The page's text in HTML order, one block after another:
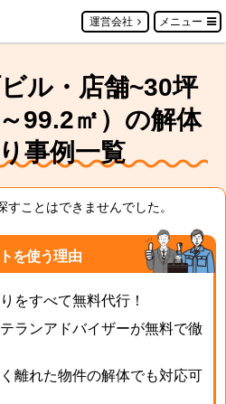
運営会社 メニュー
ル・店舗~30坪
99.2㎡）の解体
事例一覧
ことはできませんでした。
を使う理由
をすべて無料代行！
ランアドバイザーが無料で徹
離れた物件の解体でも対応可